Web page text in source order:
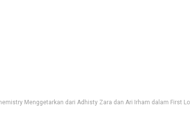
Menggetarkan dari Adhisty Zara dan Ari Irham dalam First